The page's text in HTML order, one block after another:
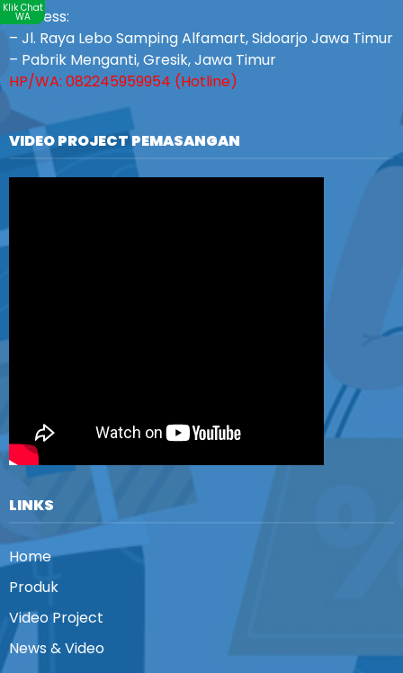
Address:
– Jl. Raya Lebo Samping Alfamart, Sidoarjo Jawa Timur
– Pabrik Menganti, Gresik, Jawa Timur
HP/WA: 082245959954 (Hotline)
VIDEO PROJECT PEMASANGAN
LINKS
Home
Produk
Video Project
News & Video
Klik Chat
WA